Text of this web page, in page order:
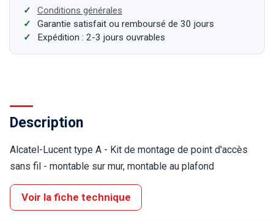
Conditions générales
Garantie satisfait ou remboursé de 30 jours
Expédition : 2-3 jours ouvrables
Description
Alcatel-Lucent type A - Kit de montage de point d'accès
sans fil - montable sur mur, montable au plafond
Voir la fiche technique